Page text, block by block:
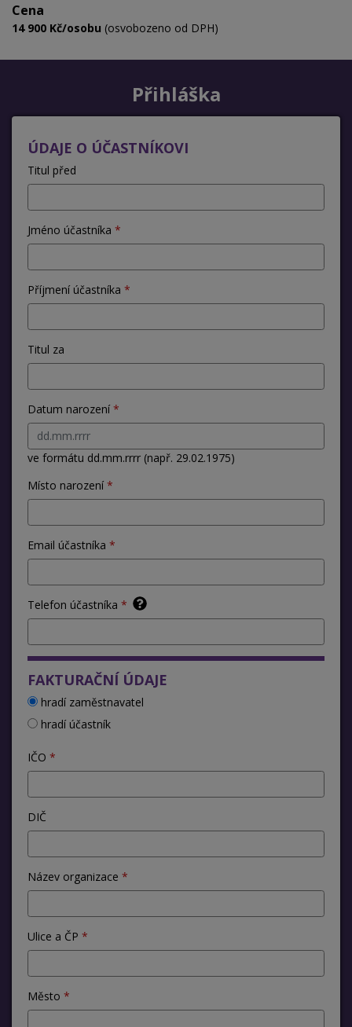
Cena
14 900 Kč/osobu (osvobozeno od DPH)
Přihláška
ÚDAJE O ÚČASTNÍKOVI
Titul před
Jméno účastníka
Příjmení účastníka
Titul za
Datum narození
ve formátu dd.mm.rrrr (např. 29.02.1975)
Místo narození
Email účastníka
Telefon účastníka
FAKTURAČNÍ ÚDAJE
hradí zaměstnavatel
hradí účastník
IČO
DIČ
Název organizace
Ulice a ČP
Město